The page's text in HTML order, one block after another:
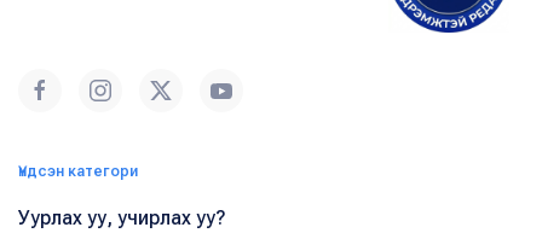
Үндсэн категори
Уурлах уу, учирлах уу?